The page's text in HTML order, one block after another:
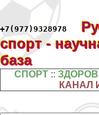
+7(977)9328978
спорт -
база
СПОРТ ::
КАНАЛ